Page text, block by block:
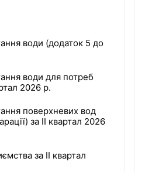
води (додаток 5 до
води для потреб
2026 р.
поверхневих вод
за II квартал 2026
за II квартал